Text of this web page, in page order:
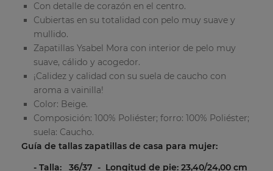
Con detalle de corazón en el centro.
Cubiertas en su totalidad con pelo muy suave y
mullido.
Zapatillas Ysabel Mora con interior de pelo muy
suave, cálido y acogedor.
¡Calidez y calidad con su suela de caucho con
aroma a vainilla!
Color: Beige.
Composición: 100% Poliéster; forro: 100% Poliéster;
suela: Caucho.
Guía de tallas zapatillas de casa para mujer:
- Talla: 36/37 - Longitud de pie: 23,40/24,00 cm